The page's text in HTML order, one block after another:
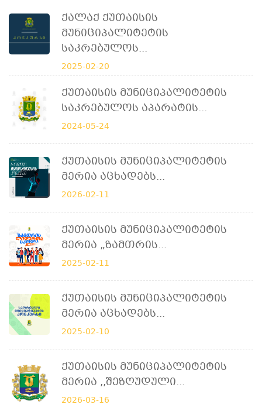
Ქალაქ Ქუთაისის
Მუნიციპალიტეტის
Საკრებულოს...
2025-02-20
Ქუთაისის Მუნიციპალიტეტის
Საკრებულოს Აპარატის...
2024-05-24
Ქუთაისის Მუნიციპალიტეტის
Მერია Აცხადებს...
2026-02-11
Ქუთაისის Მუნიციპალიტეტის
Მერია „ზამთრის...
2025-02-11
Ქუთაისის Მუნიციპალიტეტის
Მერია Აცხადებს...
2025-02-10
Ქუთაისის Მუნიციპალიტეტის
Მერია ,,შეზღუდული...
2026-03-16